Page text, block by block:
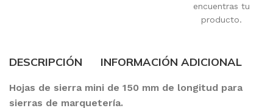
encuentras tu
producto.
DESCRIPCIÓN INFORMACIÓN ADICIONAL
Hojas de sierra mini de 150 mm de longitud para
sierras de marquetería.